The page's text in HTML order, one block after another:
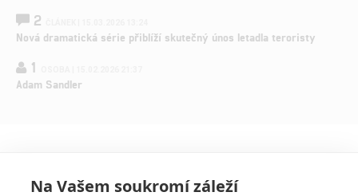
2
Nová dramatická série přiblíží skutečný únos letadla teroristy
1
Adam Sandler
Na Vašem soukromí záleží